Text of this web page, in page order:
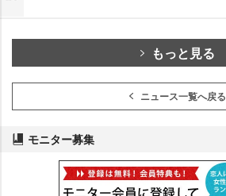
もっと見る
ニュース一覧へ戻る
モニター募集